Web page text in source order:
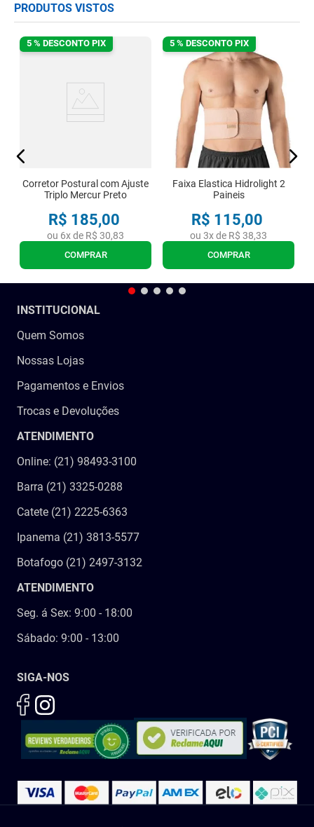
PRODUTOS VISTOS
5 % DESCONTO PIX
Corretor Postural com Ajuste
Triplo Mercur Preto
R$ 185,00
ou 6x de R$ 30,83
COMPRAR
5 % DESCONTO PIX
Faixa Elastica Hidrolight 2
Paineis
R$ 115,00
ou 3x de R$ 38,33
COMPRAR
INSTITUCIONAL
Quem Somos
Nossas Lojas
Pagamentos e Envios
Trocas e Devoluções
ATENDIMENTO
Online: (21) 98493-3100
Barra (21) 3325-0288
Catete (21) 2225-6363
Ipanema (21) 3813-5577
Botafogo (21) 2497-3132
ATENDIMENTO
Seg. á Sex: 9:00 - 18:00
Sábado: 9:00 - 13:00
SIGA-NOS